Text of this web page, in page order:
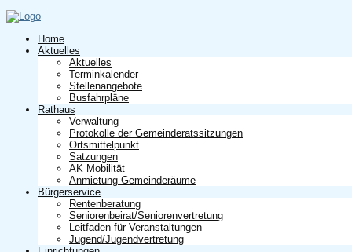
Home
Aktuelles
Aktuelles
Terminkalender
Stellenangebote
Busfahrpläne
Rathaus
Verwaltung
Protokolle der Gemeinderatssitzungen
Ortsmittelpunkt
Satzungen
AK Mobilität
Anmietung Gemeinderäume
Bürgerservice
Rentenberatung
Seniorenbeirat/Seniorenvertretung
Leitfaden für Veranstaltungen
Jugend/Jugendvertretung